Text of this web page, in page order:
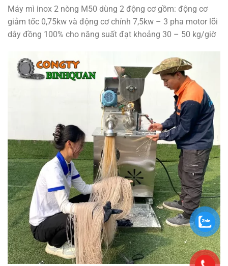
Máy mì inox 2 nòng M50 dùng 2 động cơ gồm: động cơ
giảm tốc 0,75kw và động cơ chính 7,5kw – 3 pha motor lõi
dây đồng 100% cho năng suất đạt khoảng 30 – 50 kg/giờ